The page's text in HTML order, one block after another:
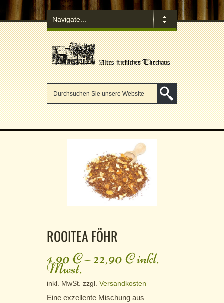
ROOITEA FÖHR
4,90€–22,90€inkl.
Mwst.
inkl. MwSt. zzgl. Versandkosten
Eine exzellente Mischung aus